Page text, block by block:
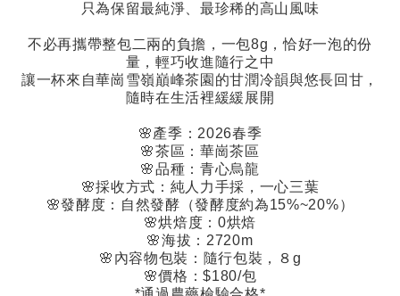
只為保留最純淨、最珍稀的高山風味
不必再攜帶整包二兩的負擔，一包8g，恰好一泡的份
量，輕巧收進隨行之中
讓一杯來自華崗雪嶺巔峰茶園的甘潤冷韻與悠長回甘，
隨時在生活裡緩緩展開
🌸產季： 2026春季
🌸茶區：華崗茶區
🌸品種：青心烏龍
🌸採收方式：純人力手採，一心三葉
🌸發酵度：自然發酵（發酵度約為15%~20%）
🌸烘焙度：0烘焙
🌸海拔： 2720m
🌸 內容物包裝：隨行包裝，８ g
🌸價格：$180/包